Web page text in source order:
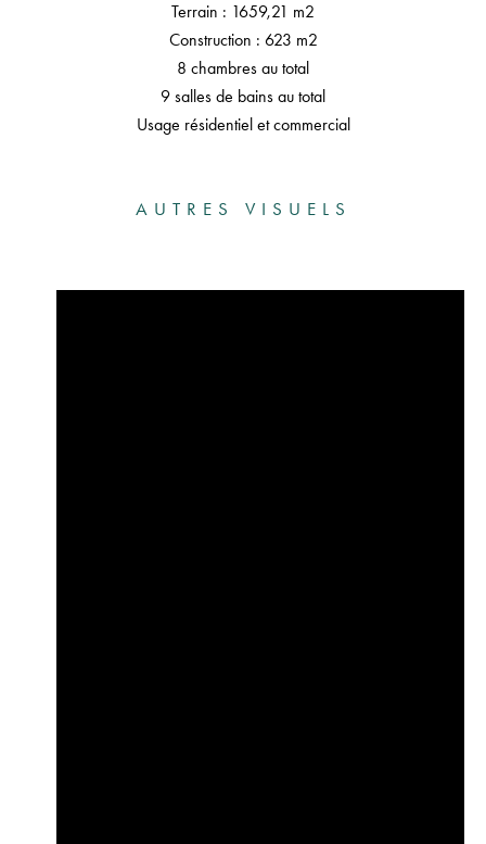
Terrain : 1659,21 m2
Construction : 623 m2
8 chambres au total
9 salles de bains au total
Usage résidentiel et commercial
AUTRES VISUELS